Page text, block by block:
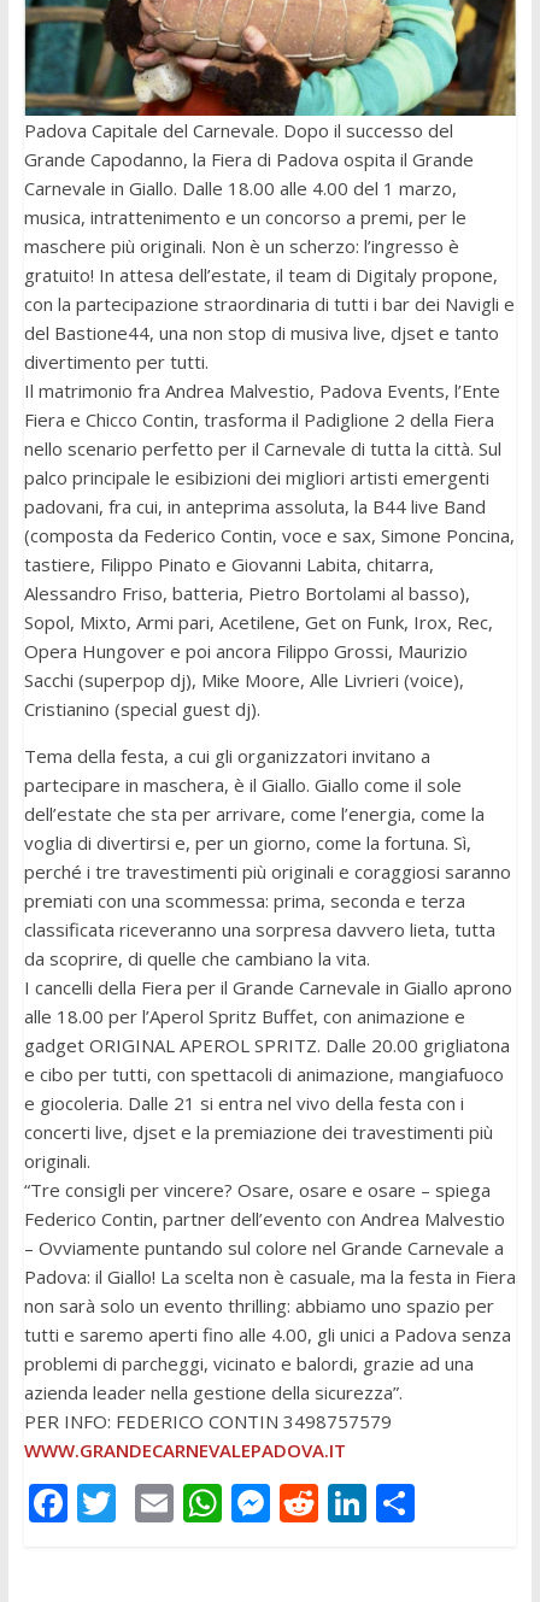
Padova Capitale del Carnevale. Dopo il successo del
Grande Capodanno, la Fiera di Padova ospita il Grande
Carnevale in Giallo. Dalle 18.00 alle 4.00 del 1 marzo,
musica, intrattenimento e un concorso a premi, per le
maschere più originali. Non è un scherzo: l’ingresso è
gratuito! In attesa dell’estate, il team di Digitaly propone,
con la partecipazione straordinaria di tutti i bar dei Navigli e
del Bastione44, una non stop di musiva live, djset e tanto
divertimento per tutti.
Il matrimonio fra Andrea Malvestio, Padova Events, l’Ente
Fiera e Chicco Contin, trasforma il Padiglione 2 della Fiera
nello scenario perfetto per il Carnevale di tutta la città. Sul
palco principale le esibizioni dei migliori artisti emergenti
padovani, fra cui, in anteprima assoluta, la B44 live Band
(composta da Federico Contin, voce e sax, Simone Poncina,
tastiere, Filippo Pinato e Giovanni Labita, chitarra,
Alessandro Friso, batteria, Pietro Bortolami al basso),
Sopol, Mixto, Armi pari, Acetilene, Get on Funk, Irox, Rec,
Opera Hungover e poi ancora Filippo Grossi, Maurizio
Sacchi (superpop dj), Mike Moore, Alle Livrieri (voice),
Cristianino (special guest dj).
Tema della festa, a cui gli organizzatori invitano a
partecipare in maschera, è il Giallo. Giallo come il sole
dell’estate che sta per arrivare, come l’energia, come la
voglia di divertirsi e, per un giorno, come la fortuna. Sì,
perché i tre travestimenti più originali e coraggiosi saranno
premiati con una scommessa: prima, seconda e terza
classificata riceveranno una sorpresa davvero lieta, tutta
da scoprire, di quelle che cambiano la vita.
I cancelli della Fiera per il Grande Carnevale in Giallo aprono
alle 18.00 per l’Aperol Spritz Buffet, con animazione e
gadget ORIGINAL APEROL SPRITZ. Dalle 20.00 grigliatona
e cibo per tutti, con spettacoli di animazione, mangiafuoco
e giocoleria. Dalle 21 si entra nel vivo della festa con i
concerti live, djset e la premiazione dei travestimenti più
originali.
“Tre consigli per vincere? Osare, osare e osare – spiega
Federico Contin, partner dell’evento con Andrea Malvestio
– Ovviamente puntando sul colore nel Grande Carnevale a
Padova: il Giallo! La scelta non è casuale, ma la festa in Fiera
non sarà solo un evento thrilling: abbiamo uno spazio per
tutti e saremo aperti fino alle 4.00, gli unici a Padova senza
problemi di parcheggi, vicinato e balordi, grazie ad una
azienda leader nella gestione della sicurezza”.
PER INFO: FEDERICO CONTIN 3498757579
WWW.GRANDECARNEVALEPADOVA.IT
F T E W M R Li C